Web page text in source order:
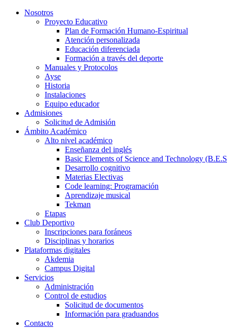
Nosotros
Proyecto Educativo
Plan de Formación Humano-Espiritual
Atención personalizada
Educación diferenciada
Formación a través del deporte
Manuales y Protocolos
Ayse
Historia
Instalaciones
Equipo educador
Admisiones
Solicitud de Admisión
Ámbito Académico
Alto nivel académico
Enseñanza del inglés
Basic Elements of Science and Technology
Desarrollo cognitivo
Materias Electivas
Code learning: Programación
Aprendizaje musical
Tekman
Etapas
Club Deportivo
Inscripciones para foráneos
Disciplinas y horarios
Plataformas digitales
Akdemia
Campus Digital
Servicios
Administración
Control de estudios
Solicitud de documentos
Información para graduandos
Contacto